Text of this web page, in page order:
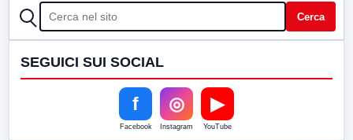
CERCA Cerca
SEGUICI SUI SOCIAL
f
Facebook
◎
Instagram
▶
YouTube